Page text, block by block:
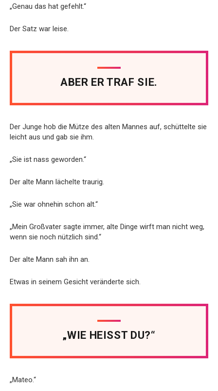
„Genau das hat gefehlt.“
Der Satz war leise.
ABER ER TRAF SIE.
Der Junge hob die Mütze des alten Mannes auf, schüttelte sie
leicht aus und gab sie ihm.
„Sie ist nass geworden.“
Der alte Mann lächelte traurig.
„Sie war ohnehin schon alt.“
„Mein Großvater sagte immer, alte Dinge wirft man nicht weg,
wenn sie noch nützlich sind.“
Der alte Mann sah ihn an.
Etwas in seinem Gesicht veränderte sich.
„WIE HEISST DU?“
„Mateo.“